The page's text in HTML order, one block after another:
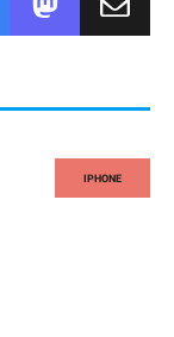
IPHONE